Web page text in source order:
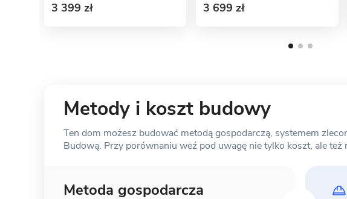
3 399 zł 3 699 zł
Metody i koszt budowy
Ten dom możesz budować metodą gospodarczą, systemem
Budową. Przy porównaniu weź pod uwagę nie tylko koszt, ale
Metoda gospodarcza